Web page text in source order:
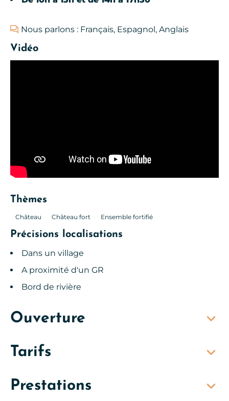
Nous parlons : Français, Espagnol, Anglais
Vidéo
Thèmes
Château Château fort Ensemble fortifié
Précisions localisations
Dans un village
A proximité d'un GR
Bord de rivière
Ouverture
Tarifs
Prestations